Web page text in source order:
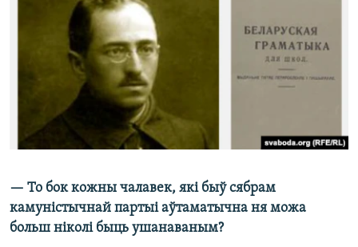
— То бок кожны чалавек, які быў сябрам
камуністычнай партыі аўтаматычна ня можа
больш ніколі быць ушанаваным?